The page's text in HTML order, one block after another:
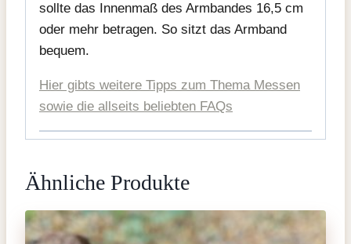
sollte das Innenmaß des Armbandes 16,5 cm
oder mehr betragen. So sitzt das Armband
bequem.
Hier gibts weitere Tipps zum Thema Messen
sowie die allseits beliebten FAQs
Ähnliche Produkte